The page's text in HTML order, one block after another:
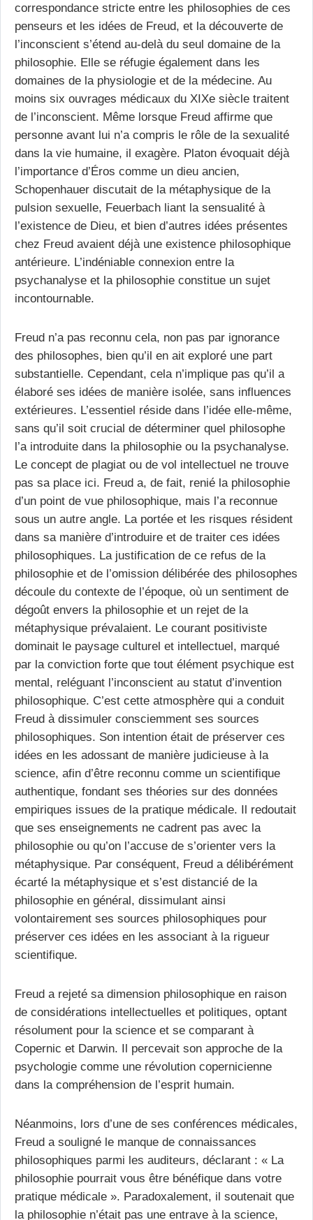
correspondance stricte entre les philosophies de ces
penseurs et les idées de Freud, et la découverte de
l’inconscient s’étend au-delà du seul domaine de la
philosophie. Elle se réfugie également dans les
domaines de la physiologie et de la médecine. Au
moins six ouvrages médicaux du XIXe siècle traitent
de l’inconscient. Même lorsque Freud affirme que
personne avant lui n’a compris le rôle de la sexualité
dans la vie humaine, il exagère. Platon évoquait déjà
l’importance d’Éros comme un dieu ancien,
Schopenhauer discutait de la métaphysique de la
pulsion sexuelle, Feuerbach liant la sensualité à
l’existence de Dieu, et bien d’autres idées présentes
chez Freud avaient déjà une existence philosophique
antérieure. L’indéniable connexion entre la
psychanalyse et la philosophie constitue un sujet
incontournable.
Freud n’a pas reconnu cela, non pas par ignorance
des philosophes, bien qu’il en ait exploré une part
substantielle. Cependant, cela n’implique pas qu’il a
élaboré ses idées de manière isolée, sans influences
extérieures. L’essentiel réside dans l’idée elle-même,
sans qu’il soit crucial de déterminer quel philosophe
l’a introduite dans la philosophie ou la psychanalyse.
Le concept de plagiat ou de vol intellectuel ne trouve
pas sa place ici. Freud a, de fait, renié la philosophie
d’un point de vue philosophique, mais l’a reconnue
sous un autre angle. La portée et les risques résident
dans sa manière d’introduire et de traiter ces idées
philosophiques. La justification de ce refus de la
philosophie et de l’omission délibérée des philosophes
découle du contexte de l’époque, où un sentiment de
dégoût envers la philosophie et un rejet de la
métaphysique prévalaient. Le courant positiviste
dominait le paysage culturel et intellectuel, marqué
par la conviction forte que tout élément psychique est
mental, reléguant l’inconscient au statut d’invention
philosophique. C’est cette atmosphère qui a conduit
Freud à dissimuler consciemment ses sources
philosophiques. Son intention était de préserver ces
idées en les adossant de manière judicieuse à la
science, afin d’être reconnu comme un scientifique
authentique, fondant ses théories sur des données
empiriques issues de la pratique médicale. Il redoutait
que ses enseignements ne cadrent pas avec la
philosophie ou qu’on l’accuse de s’orienter vers la
métaphysique. Par conséquent, Freud a délibérément
écarté la métaphysique et s’est distancié de la
philosophie en général, dissimulant ainsi
volontairement ses sources philosophiques pour
préserver ces idées en les associant à la rigueur
scientifique.
Freud a rejeté sa dimension philosophique en raison
de considérations intellectuelles et politiques, optant
résolument pour la science et se comparant à
Copernic et Darwin. Il percevait son approche de la
psychologie comme une révolution copernicienne
dans la compréhension de l’esprit humain.
Néanmoins, lors d’une de ses conférences médicales,
Freud a souligné le manque de connaissances
philosophiques parmi les auditeurs, déclarant : « La
philosophie pourrait vous être bénéfique dans votre
pratique médicale ». Paradoxalement, il soutenait que
la philosophie n’était pas une entrave à la science,